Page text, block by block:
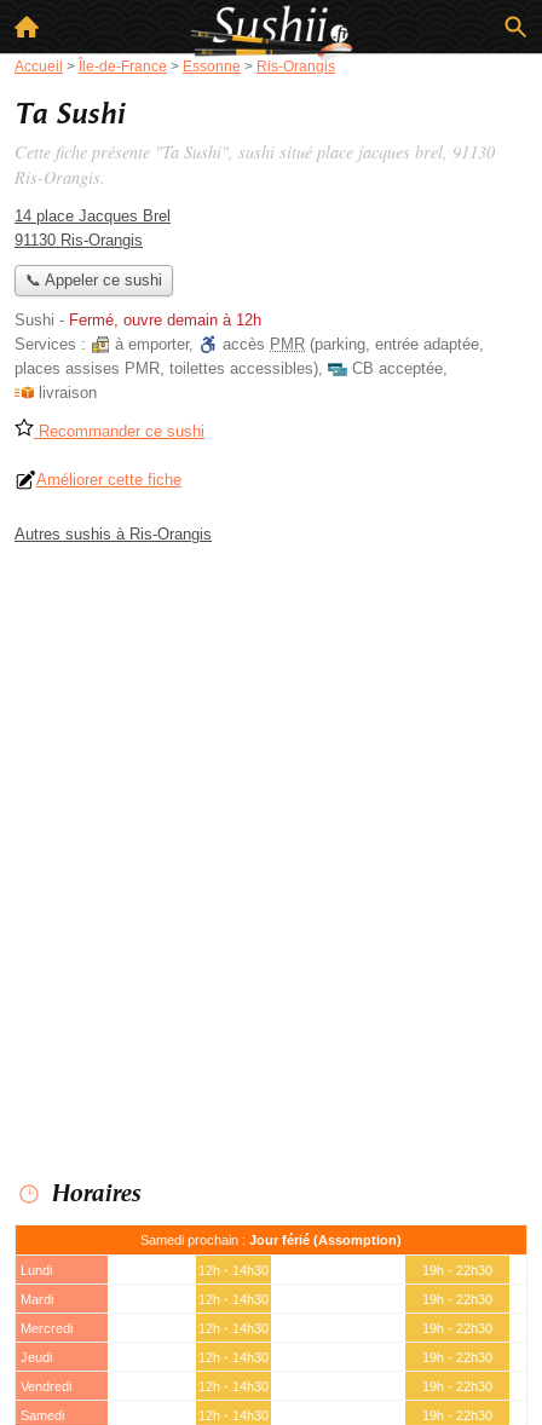
Accueil > Île-de-France > Essonne > Ris-Orangis
Ta Sushi
Cette fiche présente "Ta Sushi", sushi situé place jacques brel, 91130
Ris-Orangis.
14 place Jacques Brel
91130 Ris-Orangis
📞 Appeler ce sushi
Sushi - Fermé, ouvre demain à 12h
Services :
à emporter, accès PMR (parking, entrée adaptée,
places assises PMR, toilettes accessibles), CB acceptée,
livraison
Recommander ce sushi
Améliorer cette fiche
Autres sushis à Ris-Orangis
Horaires
Samedi prochain : Jour férié (Assomption)
Lundi 12h - 14h30
19h - 22h30
Mardi
12h - 14h30
19h - 22h30
Mercredi
12h - 14h30
19h - 22h30
Jeudi
12h - 14h30
19h - 22h30
Vendredi
12h - 14h30
19h - 22h30
Samedi
12h - 14h30
19h - 22h30